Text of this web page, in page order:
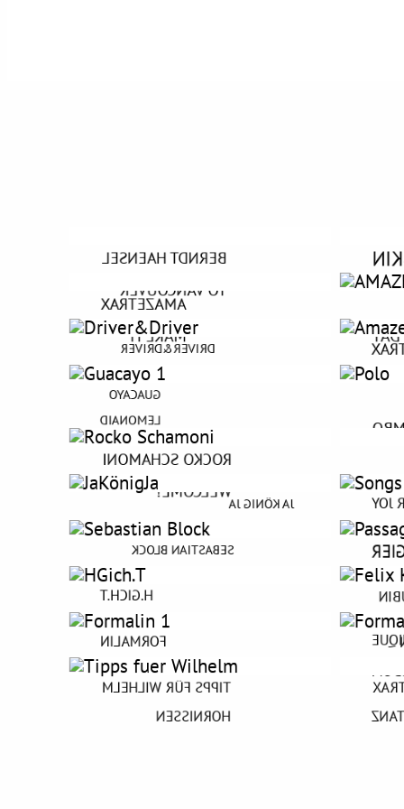
BERNDT HAENSEL
TO VANCOUVER
AMAZETRAX
MAKE IT
DRIVER&DRIVER
WE ARE THE WORLD
GUACAYO
LEMONAID
ROCKO SCHAMONI
WELCOME!
JA KÖNIG JA
DIE SEILSCHAFT DER VERFLIXTEN
SEBASTIAN BLOCK
DER MOND IST SCHULD
H.GICH.T
FORMALIN
TIPPS FÜR WILHELM
HORNISSEN